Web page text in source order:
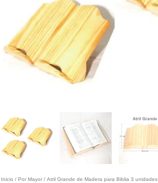
Inicio / Por Mayor / Atril Grande de Madera para Biblia 3 unidades